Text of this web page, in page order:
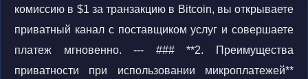
комиссию в $1 за транзакцию в Bitcoin, вы открываете
приватный канал с поставщиком услуг и совершаете
платеж мгновенно. --- ### **2. Преимущества
приватности при использовании микроплатежей**